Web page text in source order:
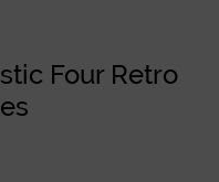
Four Retro